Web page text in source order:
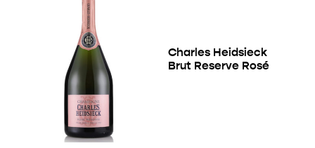
Charles Heidsieck
Brut Reserve Rosé